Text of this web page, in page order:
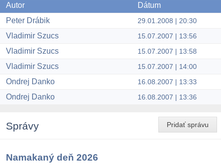
Autor
Dátum
Peter Drábik
29.01.2008 | 20:30
Vladimir Szucs 15.07.2007 | 13:56
Vladimir Szucs 15.07.2007 | 13:58
Vladimir Szucs 15.07.2007 | 14:00
Ondrej Danko 16.08.2007 | 13:33
Ondrej Danko 16.08.2007 | 13:36
Pridať správu
Správy
Namakaný deň 2026